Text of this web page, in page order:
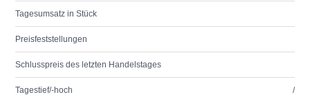
Tagesumsatz in Stück
Preisfeststellungen
Schlusspreis des letzten Handelstages
Tagestief/-hoch /